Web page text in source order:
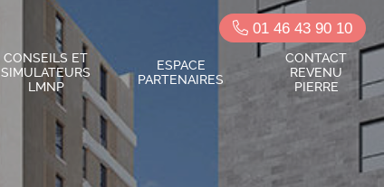
CONSEILS ET
SIMULATEURS
LMNP
ESPACE
PARTENAIRES
CONTACT
REVENU
PIERRE
01 46 43 90 10